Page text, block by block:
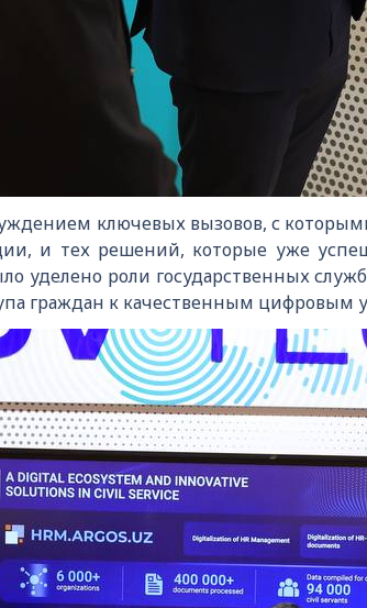
ключевых вызовов, с
и тех решений, которые уже
уделено роли государственных
граждан к качественным цифровым